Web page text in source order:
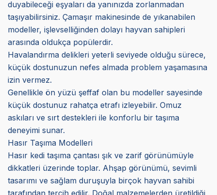
duyabileceği eşyaları da yanınızda zorlanmadan
taşıyabilirsiniz. Çamaşır makinesinde de yıkanabilen
modeller, işlevselliğinden dolayı hayvan sahipleri
arasında oldukça popülerdir.
Havalandırma delikleri yeterli seviyede olduğu sürece,
küçük dostunuzun nefes almada problem yaşamasına
izin vermez.
Genellikle ön yüzü şeffaf olan bu modeller sayesinde
küçük dostunuz rahatça etrafı izleyebilir. Omuz
askıları ve sırt destekleri ile konforlu bir taşıma
deneyimi sunar.
Hasır Taşıma Modelleri
Hasır kedi taşıma çantası şık ve zarif görünümüyle
dikkatleri üzerinde toplar. Ahşap görünümü, sevimli
tasarımı ve sağlam duruşuyla birçok hayvan sahibi
tarafından tercih edilir. Doğal malzemelerden üretildiği